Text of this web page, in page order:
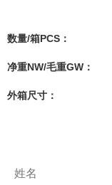
数量/箱PCS：
净重NW/毛重GW：
外箱尺寸：